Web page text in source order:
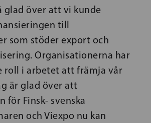
glad över att vi kunde
till
som stöder export och
Organisationerna har
roll i arbetet att främja vår
är glad över att
för Finsk- svenska
och Viexpo nu kan